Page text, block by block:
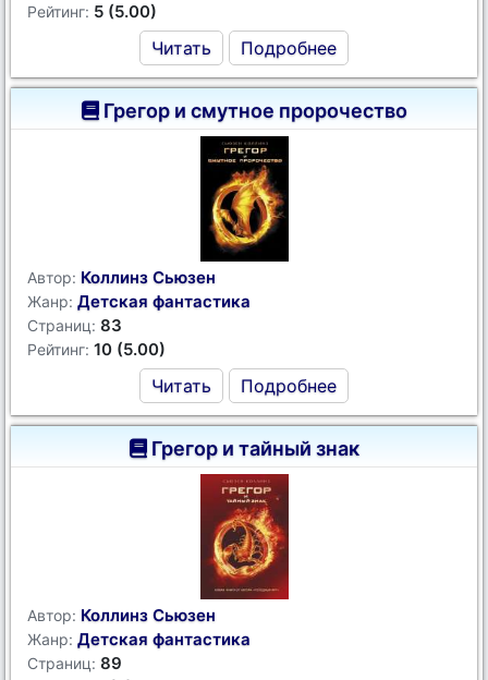
Рейтинг: 5 (5.00)
Читать Подробнее
Грегор и смутное пророчество
Автор: Коллинз Сьюзен
Жанр: Детская фантастика
Страниц: 83
Рейтинг: 10 (5.00)
Читать Подробнее
Грегор и тайный знак
Автор: Коллинз Сьюзен
Жанр: Детская фантастика
Страниц: 89